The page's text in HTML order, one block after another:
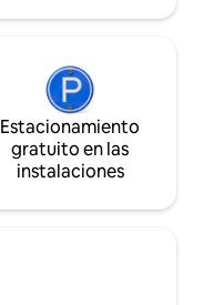
Estacionamiento
gratuito en las
instalaciones